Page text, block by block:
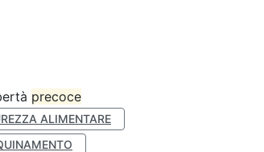
precoce
ALIMENTARE